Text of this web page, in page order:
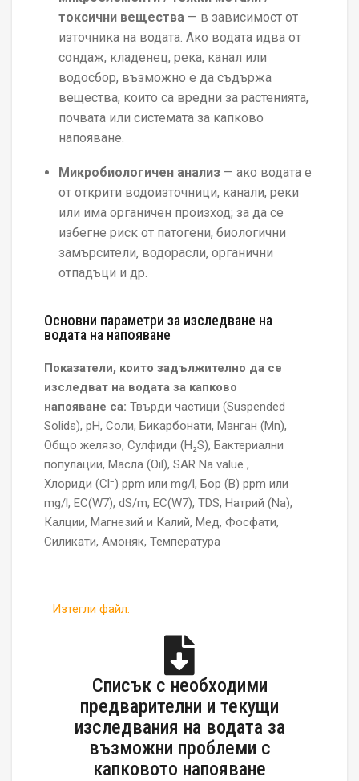
токсични вещества — в зависимост от
източника на водата. Ако водата идва от
сондаж, кладенец, река, канал или
водосбор, възможно е да съдържа
вещества, които са вредни за растенията,
почвата или системата за капково
напояване.
Микробиологичен анализ — ако водата е
от открити водоизточници, канали, реки
или има органичен произход; за да се
избегне риск от патогени, биологични
замърсители, водорасли, органични
отпадъци и др.
Основни параметри за изследване на
водата на напояване
Показатели, които задължително да се
изследват на водата за капково
напояване са: Твърди частици (Suspended
Solids), pH, Соли, Бикарбонати, Манган (Mn),
Общо желязо, Сулфиди (H₂S), Бактериални
популации, Масла (Oil), SАR Na value ,
Хлориди (Cl⁻) ppm или mg/l, Бор (B) ppm или
mg/l, EC(W7), dS/m, EC(W7), TDS, Натрий (Na),
Калции, Магнезий и Калий, Мед, Фосфати,
Силикати, Амоняк, Температура
Изтегли файл:
Списък с необходими
предварителни и текущи
изследвания на водата за
възможни проблеми с
капковото напояване